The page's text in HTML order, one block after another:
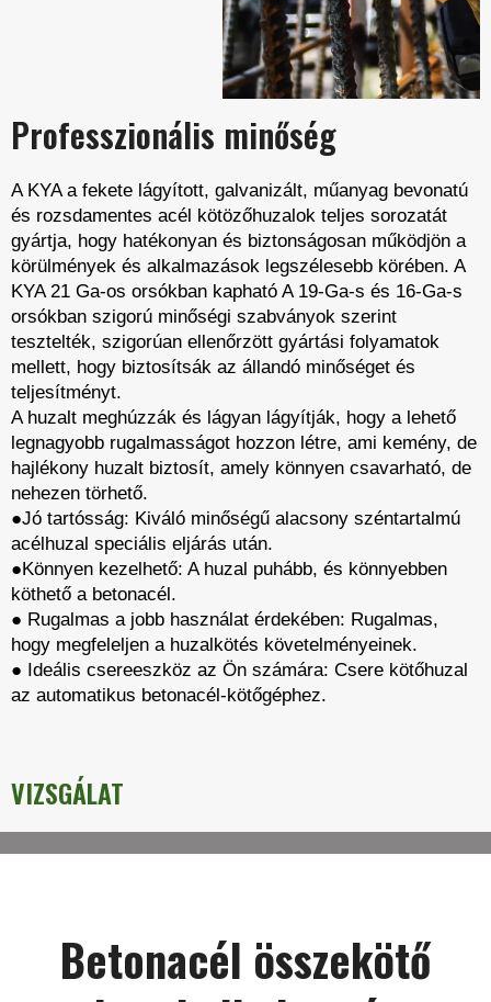
Professzionális minőség
A KYA a fekete lágyított, galvanizált, műanyag bevonatú
és rozsdamentes acél kötözőhuzalok teljes sorozatát
gyártja, hogy hatékonyan és biztonságosan működjön a
körülmények és alkalmazások legszélesebb körében. A
KYA 21 Ga-os orsókban kapható A 19-Ga-s és 16-Ga-s
orsókban szigorú minőségi szabványok szerint
tesztelték, szigorúan ellenőrzött gyártási folyamatok
mellett, hogy biztosítsák az állandó minőséget és
teljesítményt.
A huzalt meghúzzák és lágyan lágyítják, hogy a lehető
legnagyobb rugalmasságot hozzon létre, ami kemény, de
hajlékony huzalt biztosít, amely könnyen csavarható, de
nehezen törhető.
●Jó tartósság: Kiváló minőségű alacsony széntartalmú
acélhuzal speciális eljárás után.
​​​​​●Könnyen kezelhető: A huzal puhább, és könnyebben
köthető a betonacél.
● Rugalmas a jobb használat érdekében: Rugalmas,
hogy megfeleljen a huzalkötés követelményeinek.
● Ideális csereeszköz az Ön számára: Csere kötőhuzal
az automatikus betonacél-kötőgéphez.
VIZSGÁLAT
Betonacél összekötő